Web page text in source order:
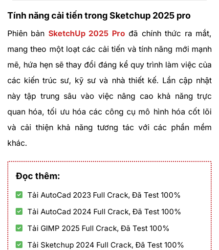
Tính năng cải tiến trong Sketchup 2025 pro
Phiên bản SketchUp 2025 Prođã chính thức ra mắt,
mang theo một loạt các cải tiến và tính năng mới mạnh
mẽ, hứa hẹn sẽ thay đổi đáng kể quy trình làm việc của
các kiến trúc sư, kỹ sư và nhà thiết kế. Lần cập nhật
này tập trung sâu vào việc nâng cao khả năng trực
quan hóa, tối ưu hóa các công cụ mô hình hóa cốt lõi
và cải thiện khả năng tương tác với các phần mềm
khác.
Đọc thêm:
Tải AutoCad 2023 Full Crack, Đã Test 100%
Tải AutoCad 2024 Full Crack, Đã Test 100%
Tải GIMP 2025 Full Crack, Đã Test 100%
Tải Sketchup 2024 Full Crack, Đã Test 100%